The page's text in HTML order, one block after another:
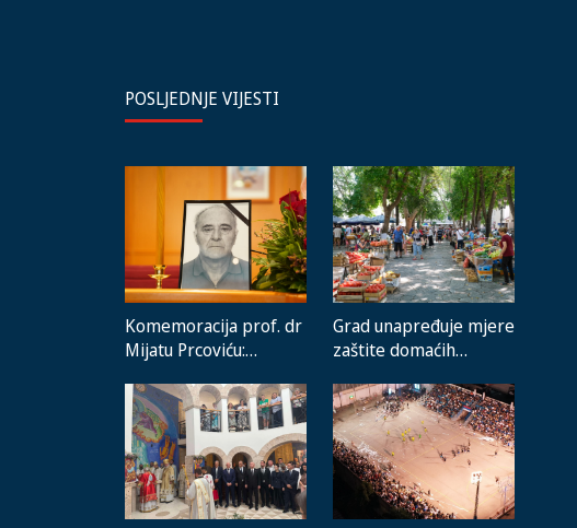
POSLJEDNJE VIJESTI
Komemoracija prof. dr
Mijatu Prcoviću:
stručnjaka i čovjeka
koji je Trebinje nosio u
srcu
Grad unapređuje mjere
zaštite domaćih
gradske pijace